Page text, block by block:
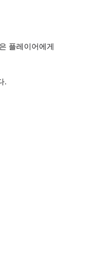
플레이어에게
.